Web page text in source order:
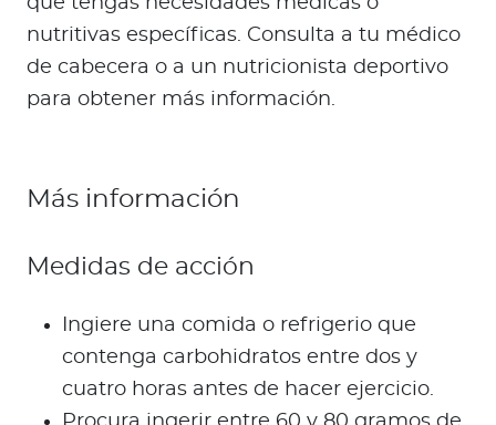
nutritivas específicas. Consulta a tu médico
de cabecera o a un nutricionista deportivo
para obtener más información.
Más información
Medidas de acción
Ingiere una comida o refrigerio que
contenga carbohidratos entre dos y
cuatro horas antes de hacer ejercicio.